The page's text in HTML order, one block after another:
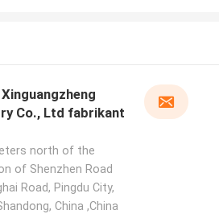
fabrikant
north of the
of Shenzhen Road
Road, Pingdu City,
China ,China